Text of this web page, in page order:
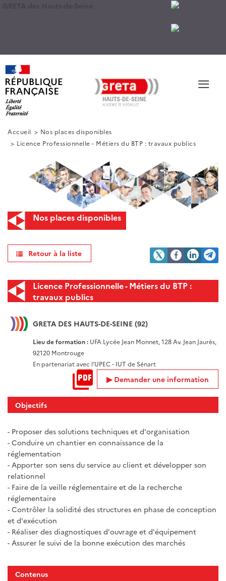
GRETA des Hauts-de-Seine
≡
Accueil
Nos places disponibles
Licence Professionnelle - Métiers du BTP : travaux publics
Nos places disponibles
Retour à la liste
Licence Professionnelle - Métiers du BTP :
travaux publics
GRETA DES HAUTS-DE-SEINE (92)
Lieu de formation : UFA Lycée Jean Monnet, 128 Av. Jean Jaurès,
92120 Montrouge
En partenariat avec l'UPEC - IUT de Sénart
Demander une information
Objectifs
- Proposer des solutions techniques et d'organisation
- Conduire un chantier en connaissance de la
réglementation
- Apporter son sens du service au client et développer son
relationnel
- Faire de la veille réglementaire et de la recherche
réglementaire
- Contrôler la solidité des structures en phase de conception
et d'exécution
- Réaliser des diagnostiques d'ouvrage et d'équipement
- Assurer le suivi de la bonne exécution des marchés
Contenus